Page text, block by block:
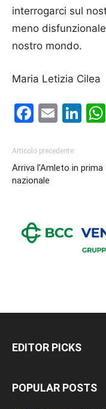
interrogarci sul
meno
nostro mondo.
Maria Letizia Cilea
Email
Articolo precedente
Arriva l’Amleto in prima
nazionale
EDITOR PICKS
POPULAR POSTS